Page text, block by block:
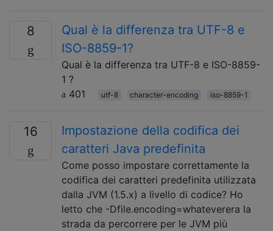
8
Qual è la differenza tra UTF-8 e
ISO-8859-1?
Qual è la differenza tra UTF-8 e ISO-8859-
1 ?
401
utf-8 character-encoding iso-8859-1
16
Impostazione della codifica dei
caratteri Java predefinita
Come posso impostare correttamente la
codifica dei caratteri predefinita utilizzata
dalla JVM (1.5.x) a livello di codice? Ho
letto che -Dfile.encoding=whateverera la
strada da percorrere per le JVM più